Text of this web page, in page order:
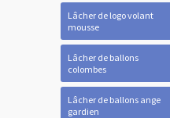
Lâcher de logo volant
mousse
Lâcher de ballons
colombes
Lâcher de ballons ange
gardien